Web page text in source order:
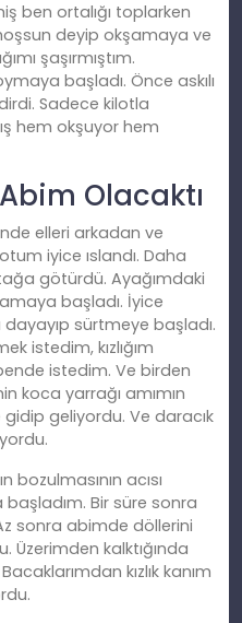
ben ortalığı toplarken
deyip okşamaya ve
şaşırmıştım.
başladı. Önce askılı
Sadece kilotla
hem okşuyor hem
Abim Olacaktı
elleri arkadan ve
iyice ıslandı. Daha
götürdü. Ayağımdaki
başladı. İyice
dayayıp sürtmeye başladı.
istedim, kızlığım
istedim. Ve birden
koca yarrağı amımın
geliyordu. Ve daracık
bozulmasının acısı
Bir süre sonra
sonra abimde döllerini
Üzerimden kalktığında
kızlık kanım